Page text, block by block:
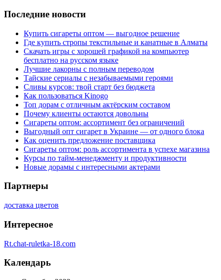
Последние новости
Купить сигареты оптом — выгодное решение
Где купить стропы текстильные и канатные в Алматы
Скачать игры с хорошей графикой на компьютер
бесплатно на русском языке
Лучшие лакорны с полным переводом
Тайские сериалы с незабываемыми героями
Сливы курсов: твой старт без бюджета
Как пользоваться Kinogo
Топ дорам с отличным актёрским составом
Почему клиенты остаются довольны
Сигареты оптом: ассортимент без ограничений
Выгодный опт сигарет в Украине — от одного блока
Как оценить предложение поставщика
Сигареты оптом: роль ассортимента в успехе магазина
Курсы по тайм-менеджменту и продуктивности
Новые дорамы с интересными актерами
Партнеры
доставка цветов
Интересное
Rt.chat-ruletka-18.com
Календарь